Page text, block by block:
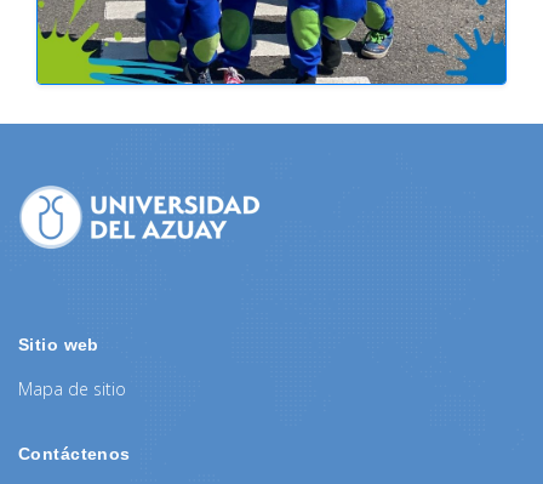
Sitio web
Mapa de sitio
Contáctenos